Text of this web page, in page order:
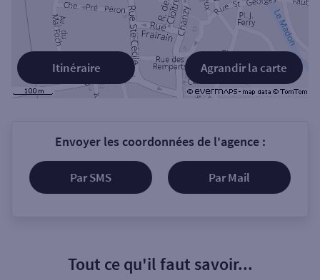
Agrandir la carte
Itinéraire
Envoyer les coordonnées de l'agence :
Par SMS Par Mail
Tout ce qu'il faut savoir...